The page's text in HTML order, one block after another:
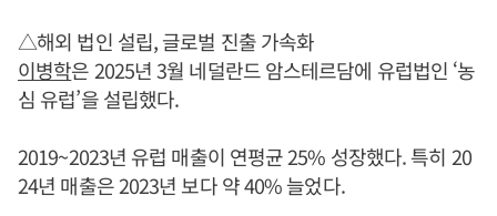
△해외 법인 설립, 글로벌 진출 가속화
이병학은 2025년 3월 네덜란드 암스테르담에 유럽법인 ‘농
심 유럽’을 설립했다.
2019~2023년 유럽 매출이 연평균 25% 성장했다. 특히 20
24년 매출은 2023년 보다 약 40% 늘었다.